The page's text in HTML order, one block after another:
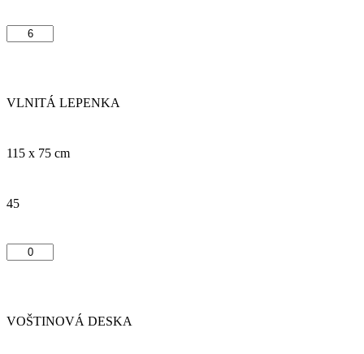
VLNITÁ LEPENKA
115 x 75 cm
45
VOŠTINOVÁ DESKA